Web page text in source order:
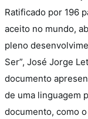
Ratificado por 196
aceito no mundo,
pleno
Ser”, José Jorge
documento
de uma linguagem
documento, como